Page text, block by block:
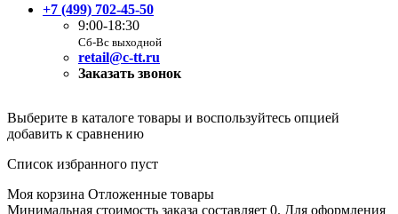
+7 (499) 702-45-50
9:00-18:30
Сб-Вс выходной
retail@c-tt.ru
Заказать звонок
Выберите в каталоге товары и воспользуйтесь опцией
добавить к сравнению
Список избранного пуст
Моя корзина Отложенные товары
Минимальная стоимость заказа составляет 0. Для оформления